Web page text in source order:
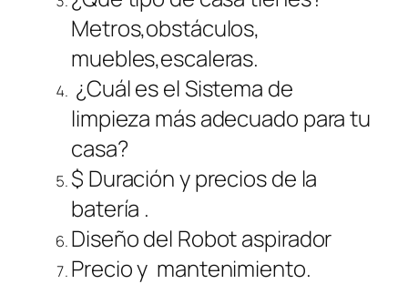
Metros,obstáculos,
muebles,escaleras.
¿Cuál es el Sistema de
limpieza más adecuado para tu
casa?
$ Duración y precios de la
batería .
Diseño del Robot aspirador
Precio y mantenimiento.